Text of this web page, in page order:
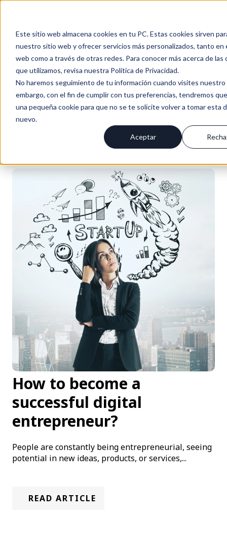
Este sitio web almacena cookies en tu PC. Estas cookies sirven
nuestro sitio web y ofrecer servicios más personalizados, tanto en
web como a través de otras redes. Para conocer más acerca de las
que utilizamos, revisa nuestra Política de Privacidad.
No haremos seguimiento de tu información cuando visites nuestro
embargo, con el fin de cumplir con tus preferencias, tendremos
una pequeña cookie para que no se te solicite volver a tomar esta
nuevo.
Aceptar
Progresus Blog | PYME
BLOG PROGRESUS / NOTICIAS & NOVEDADES
SUSCRÍBIRME
How to become a
successful digital
entrepreneur?
People are constantly being entrepreneurial, seeing
potential in new ideas, products, or services,...
READ ARTICLE